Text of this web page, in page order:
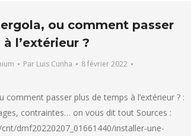
ou comment passer
l’extérieur ?
Par Luis Cunha
8 février 2022
comment passer plus de temps à l’extérieur ? :
contraintes… on vous dit tout Sources :
dmf20220207_01661440/installer-une-